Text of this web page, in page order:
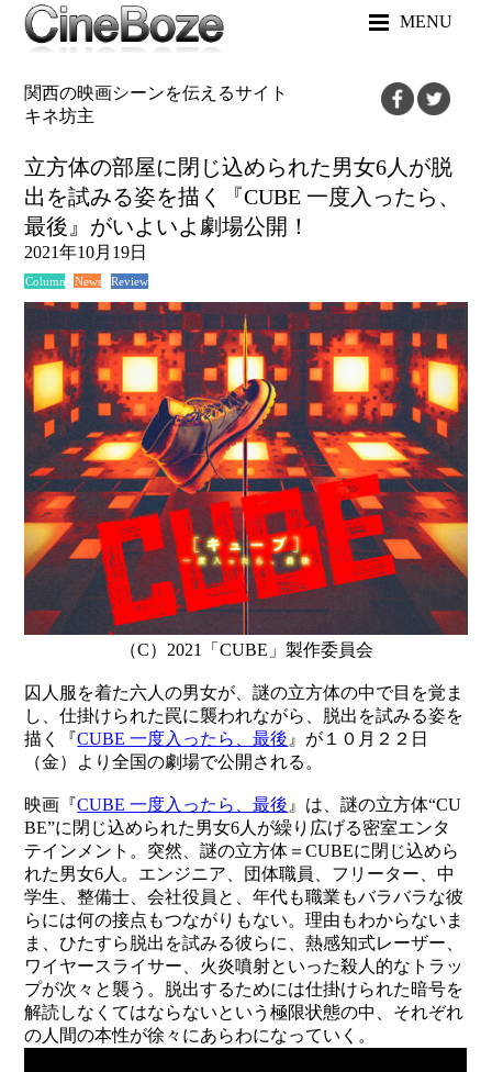
MENU
関西の映画シーンを伝えるサイト
キネ坊主
立方体の部屋に閉じ込められた男女6人が脱
出を試みる姿を描く『CUBE 一度入ったら、
最後』がいよいよ劇場公開！
2021年10月19日
Column News Review
（C）2021「CUBE」製作委員会
囚人服を着た六人の男女が、謎の立方体の中で目を覚ま
し、仕掛けられた罠に襲われながら、脱出を試みる姿を
描く『CUBE 一度入ったら、最後 』が１０月２２日
（金）より全国の劇場で公開される。
映画『CUBE 一度入ったら、最後 』は、謎の立方体“CU
BE”に閉じ込められた男女6人が繰り広げる密室エンタ
テインメント。突然、謎の立方体＝CUBEに閉じ込めら
れた男女6人。エンジニア、団体職員、フリーター、中
学生、整備士、会社役員と、年代も職業もバラバラな彼
らには何の接点もつながりもない。理由もわからないま
ま、ひたすら脱出を試みる彼らに、熱感知式レーザー、
ワイヤースライサー、火炎噴射といった殺人的なトラッ
プが次々と襲う。脱出するためには仕掛けられた暗号を
解読しなくてはならないという極限状態の中、それぞれ
の人間の本性が徐々にあらわになっていく。